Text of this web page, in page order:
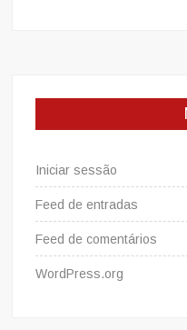
Iniciar sessão
Feed de entradas
Feed de comentários
WordPress.org